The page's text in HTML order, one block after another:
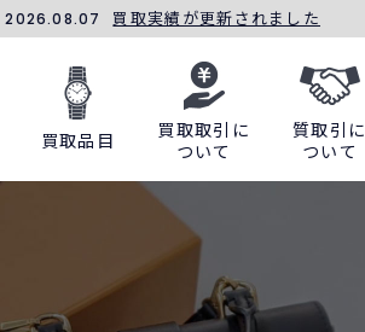
2026.08.07 買取実績が更新されました
買取品目
買取取引に
ついて
質取引に
ついて